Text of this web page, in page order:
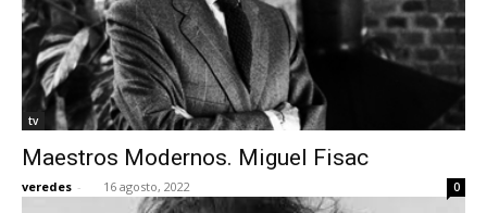
tv
Maestros Modernos. Miguel Fisac
veredes - 16 agosto, 2022 0